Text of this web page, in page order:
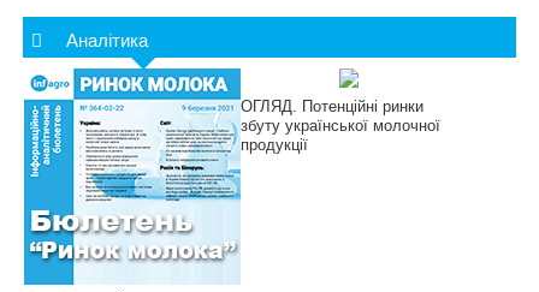
Аналітика
ОГЛЯД. Потенційні ринки
збуту української молочної
продукції